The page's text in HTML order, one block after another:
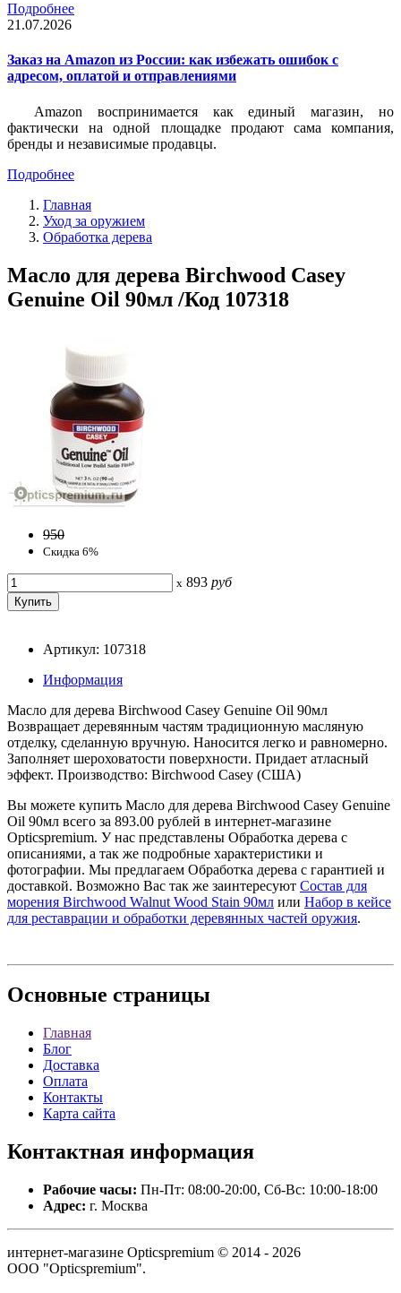
Подробнее
21.07.2026
Заказ на Amazon из России: как избежать ошибок с
адресом, оплатой и отправлениями
Amazon воспринимается как единый магазин, но
фактически на одной площадке продают сама компания,
бренды и независимые продавцы.
Подробнее
Главная
Уход за оружием
Обработка дерева
Масло для дерева Birchwood Casey
Genuine Oil 90мл /Код 107318
950
Скидка 6%
x 893 руб
Артикул: 107318
Информация
Масло для дерева Birchwood Casey Genuine Oil 90мл
Возвращает деревянным частям традиционную масляную
отделку, сделанную вручную. Наносится легко и равномерно.
Заполняет шероховатости поверхности. Придает атласный
эффект. Производство: Birchwood Casey (США)
Вы можете купить Масло для дерева Birchwood Casey Genuine
Oil 90мл всего за 893.00 рублей в интернет-магазине
Opticspremium. У нас представлены Обработка дерева с
описаниями, а так же подробные характеристики и
фотографии. Мы предлагаем Обработка дерева с гарантией и
доставкой. Возможно Вас так же заинтересуют Состав для
морения Birchwood Walnut Wood Stain 90мл или Набор в кейсе
для реставрации и обработки деревянных частей оружия.
Основные страницы
Главная
Блог
Доставка
Оплата
Контакты
Карта сайта
Контактная информация
Рабочие часы: Пн-Пт: 08:00-20:00, Сб-Вс: 10:00-18:00
Адрес: г. Москва
интернет-магазине Opticspremium © 2014 - 2026
ООО "Opticspremium".